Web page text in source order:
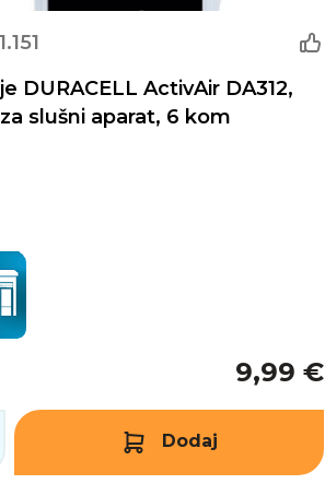
DURACELL ActivAir DA312,
za slušni aparat, 6 kom
9,99 €
Dodaj